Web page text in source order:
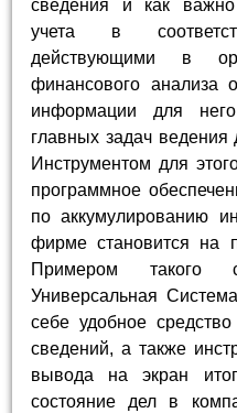
сведения и как важно
учета в
действующими в
финансового анализа
информации для
главных задач ведения
Инструментом для
программное
по аккумулированию
фирме становится на
Примером такого
Универсальная
себе удобное
сведений, а также
вывода на экран
состояние дел в